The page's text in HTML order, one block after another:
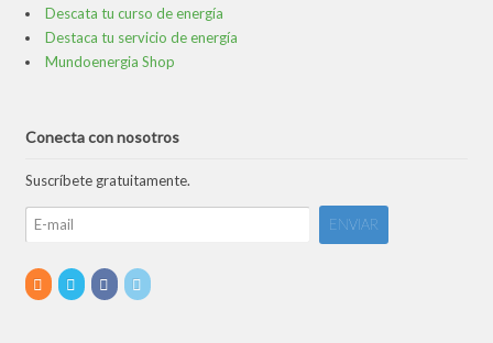
Descata tu curso de energía
Destaca tu servicio de energía
Mundoenergia Shop
Conecta con nosotros
Suscríbete gratuitamente.